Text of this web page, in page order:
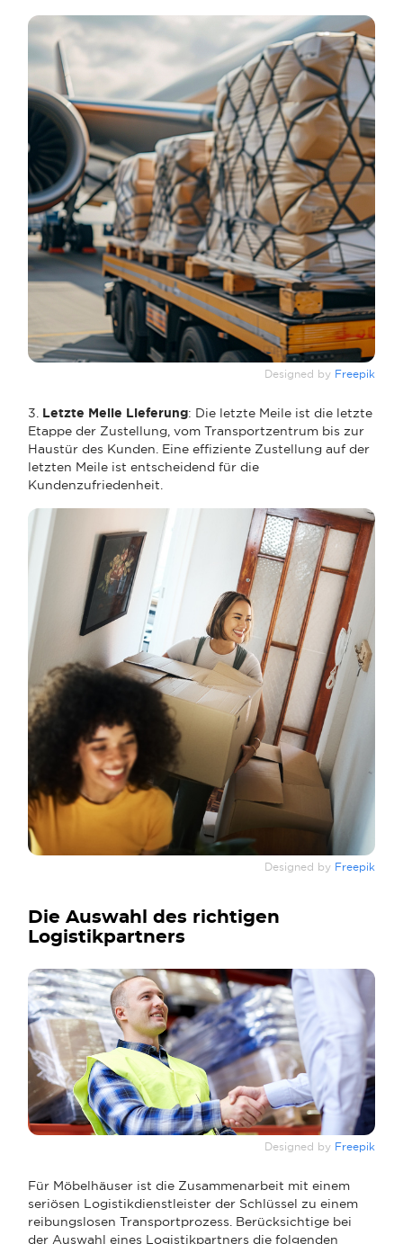
Designed by Freepik
3. Letzte Meile Lieferung: Die letzte Meile ist die letzte
Etappe der Zustellung, vom Transportzentrum bis zur
Haustür des Kunden. Eine effiziente Zustellung auf der
letzten Meile ist entscheidend für die
Kundenzufriedenheit.
Designed by Freepik
Die Auswahl des richtigen
Logistikpartners
Designed by Freepik
Für Möbelhäuser ist die Zusammenarbeit mit einem
seriösen Logistikdienstleister der Schlüssel zu einem
reibungslosen Transportprozess. Berücksichtige bei
der Auswahl eines Logistikpartners die folgenden